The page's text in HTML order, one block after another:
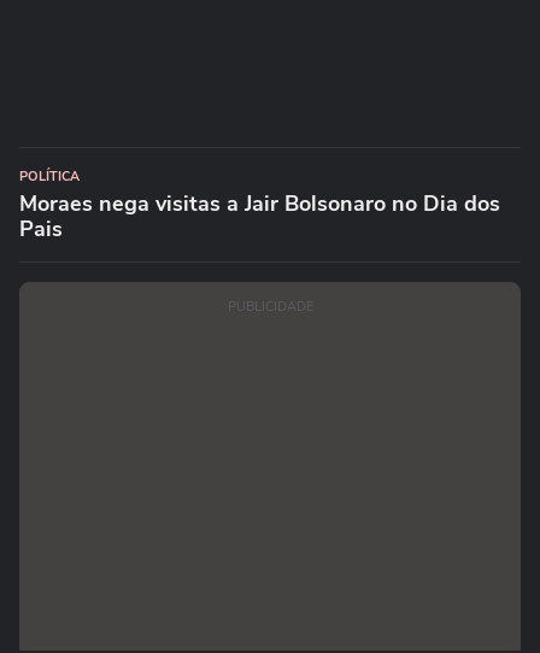
POLÍTICA
Moraes nega visitas a Jair Bolsonaro no Dia dos
Pais
PUBLICIDADE